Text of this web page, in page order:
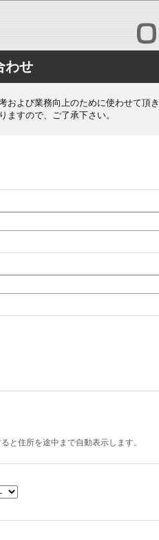
わせ
よび業務向上のために使わせて頂き
ますので、ご了承下さい。
と住所を途中まで自動表示します。